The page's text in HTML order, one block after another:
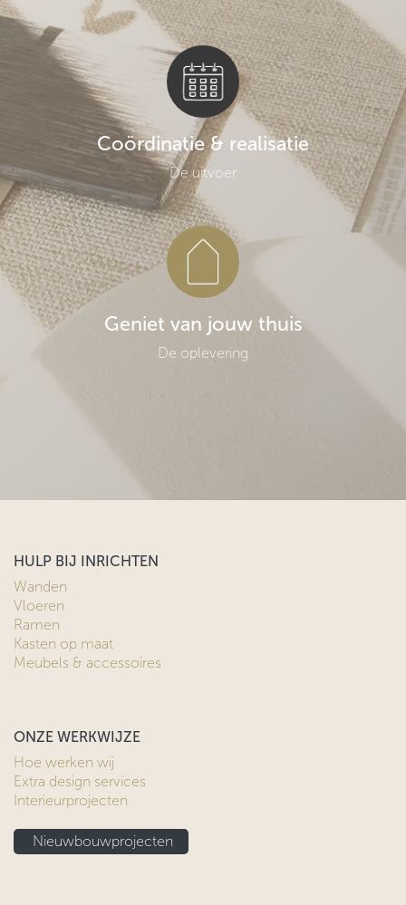
Coördinatie & realisatie
De uitvoer
Geniet van jouw thuis
De oplevering
HULP BIJ INRICHTEN
Wanden
Vloeren
Ramen
Kasten op maat
Meubels & accessoires
ONZE WERKWIJZE
Hoe werken wij
Extra design services
Interieurprojecten
Nieuwbouwprojecten